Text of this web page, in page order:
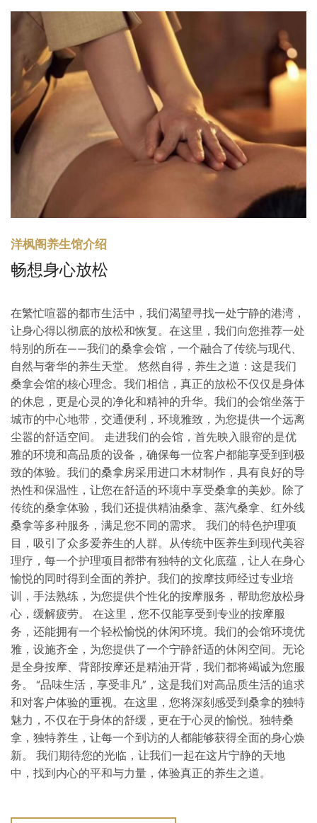
洋枫阁养生馆介绍
畅想身心放松
在繁忙喧嚣的都市生活中，我们渴望寻找一处宁静的港湾，
让身心得以彻底的放松和恢复。在这里，我们向您推荐一处
特别的所在——我们的桑拿会馆，一个融合了传统与现代、
自然与奢华的养生天堂。 悠然自得，养生之道：这是我们
桑拿会馆的核心理念。我们相信，真正的放松不仅仅是身体
的休息，更是心灵的净化和精神的升华。我们的会馆坐落于
城市的中心地带，交通便利，环境雅致，为您提供一个远离
尘嚣的舒适空间。 走进我们的会馆，首先映入眼帘的是优
雅的环境和高品质的设备，确保每一位客户都能享受到到极
致的体验。我们的桑拿房采用进口木材制作，具有良好的导
热性和保温性，让您在舒适的环境中享受桑拿的美妙。除了
传统的桑拿体验，我们还提供精油桑拿、蒸汽桑拿、红外线
桑拿等多种服务，满足您不同的需求。 我们的特色护理项
目，吸引了众多爱养生的人群。从传统中医养生到现代美容
理疗，每一个护理项目都带有独特的文化底蕴，让人在身心
愉悦的同时得到全面的养护。我们的按摩技师经过专业培
训，手法熟练，为您提供个性化的按摩服务，帮助您放松身
心，缓解疲劳。 在这里，您不仅能享受到专业的按摩服
务，还能拥有一个轻松愉悦的休闲环境。我们的会馆环境优
雅，设施齐全，为您提供了一个宁静舒适的休闲空间。无论
是全身按摩、背部按摩还是精油开背，我们都将竭诚为您服
务。 “品味生活，享受非凡”，这是我们对高品质生活的追求
和对客户体验的重视。在这里，您将深刻感受到桑拿的独特
魅力，不仅在于身体的舒缓，更在于心灵的愉悦。独特桑
拿，独特养生，让每一个到访的人都能够获得全面的身心焕
新。 我们期待您的光临，让我们一起在这片宁静的天地
中，找到内心的平和与力量，体验真正的养生之道。